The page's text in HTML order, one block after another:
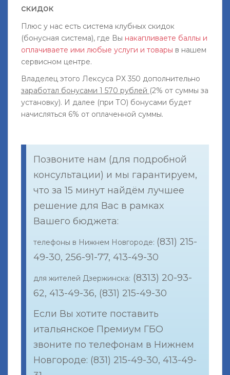
скидок
Плюс у нас есть система клубных скидок
(бонусная система), где Вы накапливаете баллы и
оплачиваете ими любые услуги и товары в нашем
сервисном центре.
Владелец этого Лексуса РХ 350 дополнительно
заработал бонусами 1 570 рублей (2% от суммы за
установку). И далее (при ТО) бонусами будет
начисляться 6% от оплаченной суммы.
Позвоните нам (для подробной
консультации) и мы гарантируем,
что за 15 минут найдём лучшее
решение для Вас в рамках
Вашего бюджета:
телефоны в Нижнем Новгороде: (831) 215-
49-30, 256-91-77, 413-49-30
для жителей Дзержинска: (8313) 20-93-
62, 413-49-36, (831) 215-49-30
Если Вы хотите поставить
итальянское Премиум ГБО
звоните по телефонам в Нижнем
Новгороде: (831) 215-49-30, 413-49-